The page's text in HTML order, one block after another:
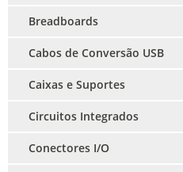
Breadboards
Cabos de Conversão USB
Caixas e Suportes
Circuitos Integrados
Conectores I/O